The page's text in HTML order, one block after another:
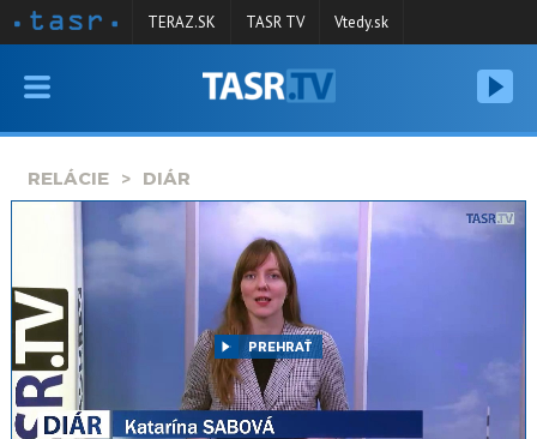
VYSIELANIE
SPRAVODAJSTVO
KONTAKT
ARCHÍV
TERAZ.SK TASR TV Vtedy.sk
RELÁCIE DIÁR
PREHRAŤ